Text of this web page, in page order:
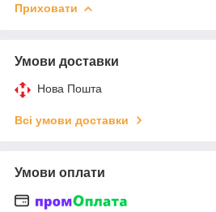
Приховати
Умови доставки
Нова Пошта
Всі умови доставки
Умови оплати